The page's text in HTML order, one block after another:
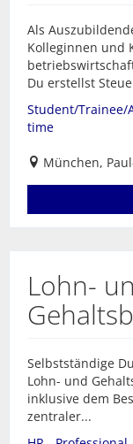
Als
Kolleginnen und
Du erstellst
Student/Trainee/
time
München,
Lohn-
Selbstständige
Lohn- und
inklusive dem
zentraler...